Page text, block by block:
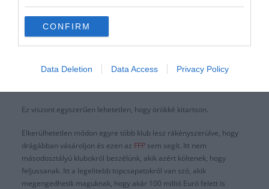
CONFIRM
Data Deletion Data Access Privacy Policy
Mikor durran ki?
Akárcsak az ingatlanoknál, a potenciális újra eladás a
futballistáknál is meghatározza az értéket. A klubok óriási pénzeket
adott játékost, még magasabb áron értékesíthetik. Most már ez a
Ez viszont egyszerűen lehetetlen, hogy örökké kitartson.
Elkerülhetetlen módon egyre több klub lesz rákényszerülve, hogy
drágábban vásároljon és ezen az FFP sem segít. Itt nem
másodosztályú klubokról beszélünk, akik azért költenek, hogy
feljussanak. Itt a legelitebb topcsapatokról van szó, akik
megengedhetik maguknak, hogy akár 100 millió Euró felett is